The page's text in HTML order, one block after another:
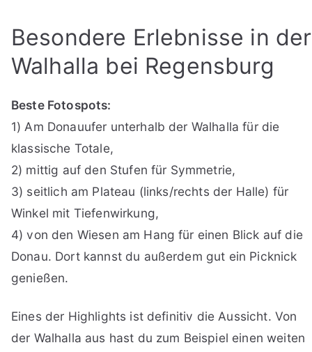
Besondere Erlebnisse in der
Walhalla bei Regensburg
Beste Fotospots:
1) Am Donauufer unterhalb der Walhalla für die
klassische Totale,
2) mittig auf den Stufen für Symmetrie,
3) seitlich am Plateau (links/rechts der Halle) für
Winkel mit Tiefenwirkung,
4) von den Wiesen am Hang für einen Blick auf die
Donau. Dort kannst du außerdem gut ein Picknick
genießen.
Eines der Highlights ist definitiv die Aussicht. Von
der Walhalla aus hast du zum Beispiel einen weiten